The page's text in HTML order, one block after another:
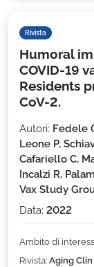
Rivista
Humoral
COVID-19
Residents
CoV-2.
Autori: Fedele
Leone P,
Cafariello C,
Incalzi R,
Vax Study
Data: 2022
Ambito di
Rivista: Aging Clin